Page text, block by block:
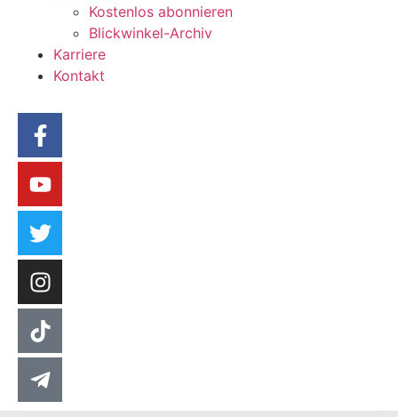
Kostenlos abonnieren
Blickwinkel-Archiv
Karriere
Kontakt